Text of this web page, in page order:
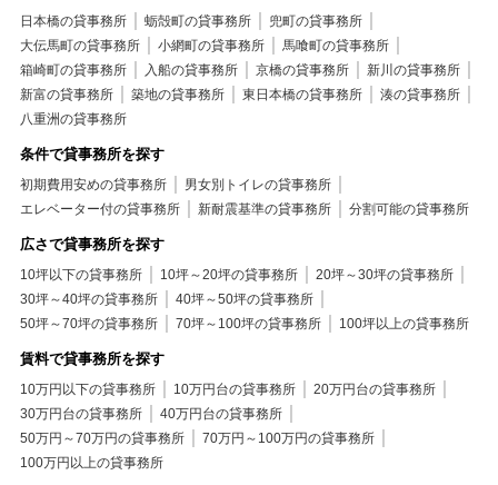
日本橋の貸事務所 蛎殻町の貸事務所
兜町の貸事務所
大伝馬町の貸事務所
小網町の貸事務所
馬喰町の貸事務所
箱崎町の貸事務所
入船の貸事務所 京橋の貸事務所
新川の貸事務所
新富の貸事務所
築地の貸事務所 東日本橋の貸事務所
湊の貸事務所
八重洲の貸事務所
条件で貸事務所を探す
初期費用安めの貸事務所
男女別トイレの貸事務所
エレベーター付の貸事務所
新耐震基準の貸事務所 分割可能の貸事務所
広さで貸事務所を探す
10坪以下の貸事務所 10坪～20坪の貸事務所
20坪～30坪の貸事務所
30坪～40坪の貸事務所
40坪～50坪の貸事務所
50坪～70坪の貸事務所
70坪～100坪の貸事務所 100坪以上の貸事務所
賃料で貸事務所を探す
10万円以下の貸事務所 10万円台の貸事務所
20万円台の貸事務所
30万円台の貸事務所
40万円台の貸事務所
50万円～70万円の貸事務所
70万円～100万円の貸事務所
100万円以上の貸事務所